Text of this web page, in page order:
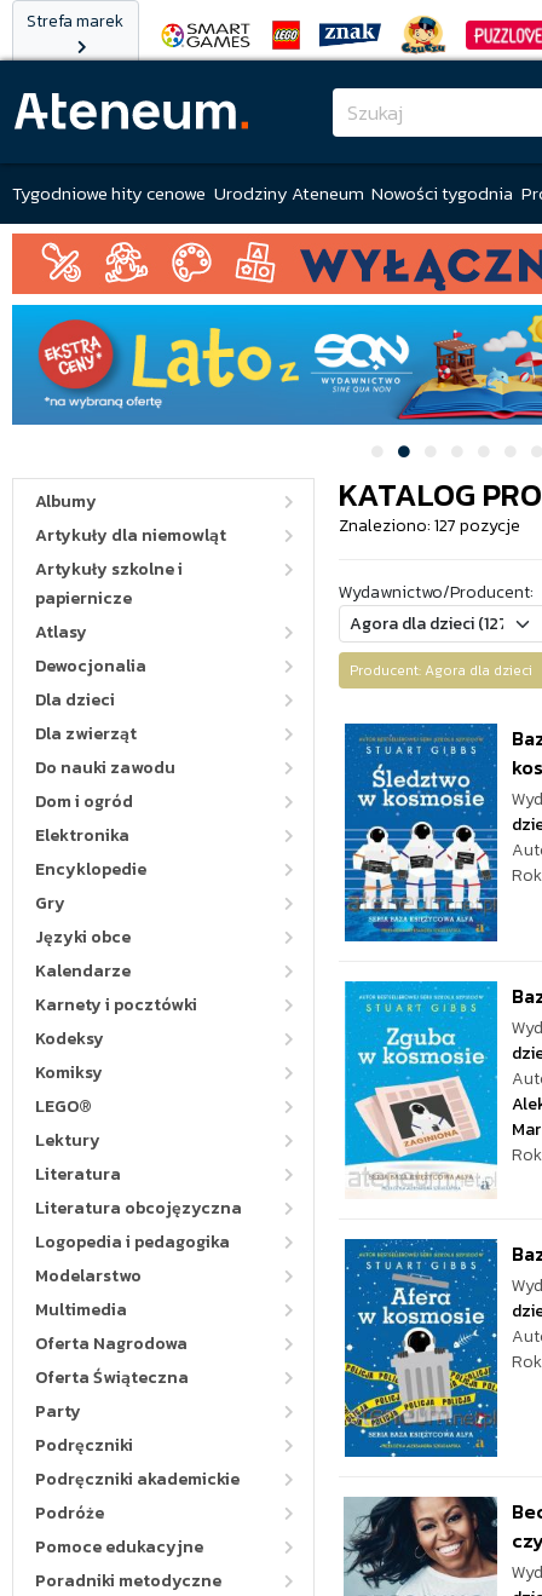
Strefa marek
Tygodniowe hity cenowe Urodziny Ateneum Nowości tygodnia
Albumy
Artykuły dla niemowląt
Artykuły szkolne i
papiernicze
Atlasy
Dewocjonalia
Dla dzieci
Dla zwierząt
Do nauki zawodu
Dom i ogród
Elektronika
Encyklopedie
Gry
Języki obce
Kalendarze
Karnety i pocztówki
Kodeksy
Komiksy
LEGO®
Lektury
Literatura
Literatura obcojęzyczna
Logopedia i pedagogika
Modelarstwo
Multimedia
Oferta Nagrodowa
Oferta Świąteczna
Party
Podręczniki
Podręczniki akademickie
Podróże
Pomoce edukacyjne
Poradniki metodyczne
KATALOG
Znaleziono: 127 pozycje
Wydawnictwo/Producent:
Producent: Agora dla